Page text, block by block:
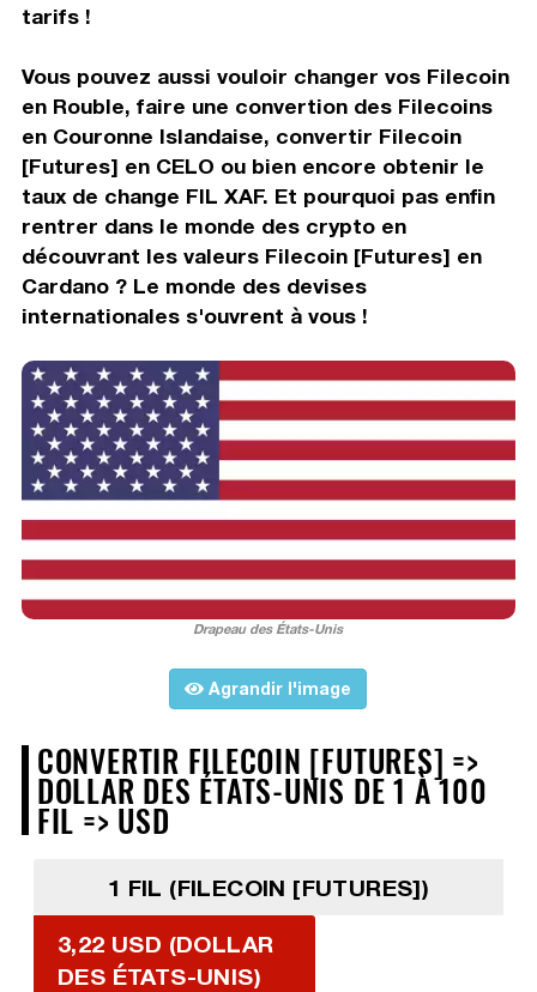
tarifs !
Vous pouvez aussi vouloir changer vos Filecoin
en Rouble, faire une convertion des Filecoins
en Couronne Islandaise, convertir Filecoin
[Futures] en CELO ou bien encore obtenir le
taux de change FIL XAF. Et pourquoi pas enfin
rentrer dans le monde des crypto en
découvrant les valeurs Filecoin [Futures] en
Cardano ? Le monde des devises
internationales s'ouvrent à vous !
Drapeau des États-Unis
Agrandir l'image
CONVERTIR FILECOIN [FUTURES] =>
DOLLAR DES ÉTATS-UNIS DE 1 À 100
FIL => USD
1 FIL (FILECOIN [FUTURES])
3,22 USD (DOLLAR
DES ÉTATS-UNIS)